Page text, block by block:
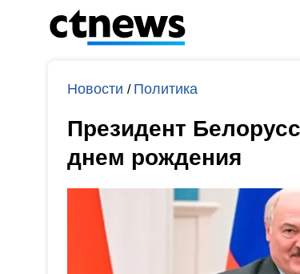
Новости / Политика
Президент
днем рождения